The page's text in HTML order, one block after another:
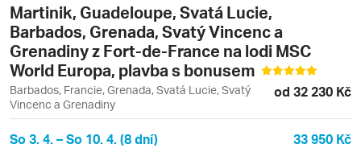
Martinik, Guadeloupe, Svatá Lucie,
Barbados, Grenada, Svatý Vincenc a
Grenadiny z Fort-de-France na lodi MSC
World Europa, plavba s bonusem
Barbados, Francie, Grenada, Svatá Lucie, Svatý
Vincenc a Grenadiny
od 32 230 Kč
So 3. 4. – So 10. 4. (8 dní) 33 950 Kč